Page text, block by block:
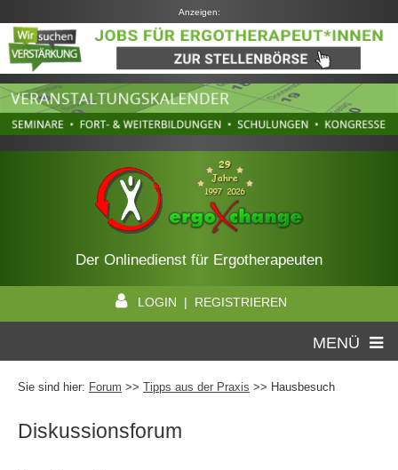
Anzeigen:
Der Onlinedienst für Ergotherapeuten
LOGIN | REGISTRIEREN
MENÜ
Sie sind hier: Forum >> Tipps aus der Praxis >> Hausbesuch
Diskussionsforum